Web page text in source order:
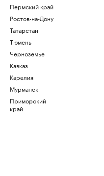
Пермский край
Ростов-на-Дону
Татарстан
Тюмень
Черноземье
Кавказ
Карелия
Мурманск
Приморский
край